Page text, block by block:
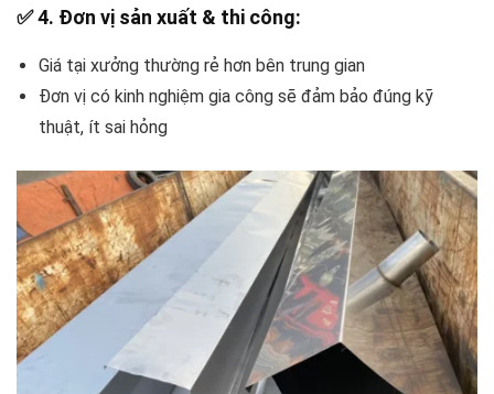
✅4. Đơn vị sản xuất & thi công:
Giá tại xưởng thường rẻ hơn bên trung gian
Đơn vị có kinh nghiệm gia công sẽ đảm bảo đúng kỹ
thuật, ít sai hỏng